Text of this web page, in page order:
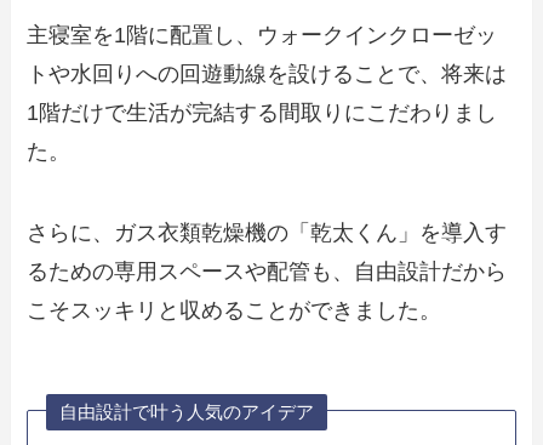
主寝室を1階に配置し、ウォークインクローゼッ
トや水回りへの回遊動線を設けることで、将来は
1階だけで生活が完結する間取りにこだわりまし
た。
さらに、ガス衣類乾燥機の「乾太くん」を導入す
るための専用スペースや配管も、自由設計だから
こそスッキリと収めることができました。
自由設計で叶う人気のアイデア